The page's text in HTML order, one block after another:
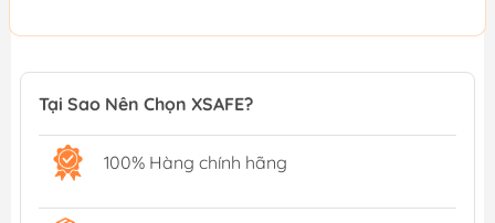
Tại Sao Nên Chọn XSAFE?
100% Hàng chính hãng